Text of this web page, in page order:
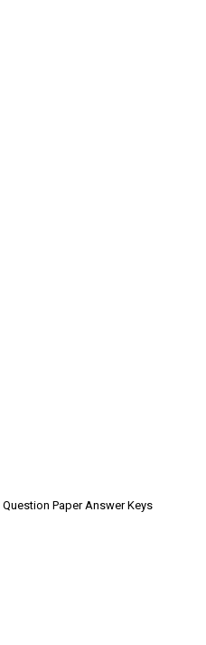
Paper Answer Keys